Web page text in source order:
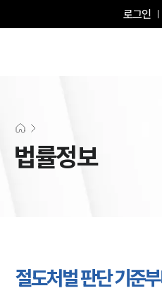
로그인
법률정보
절도처벌 판단 기준